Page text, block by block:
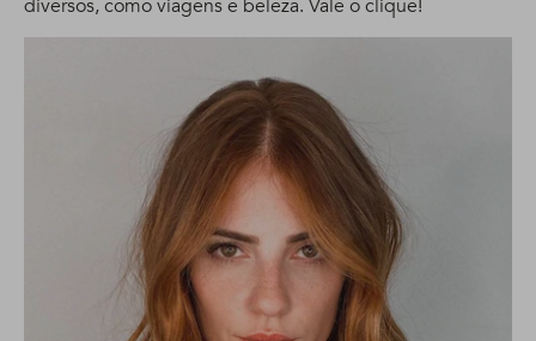
diversos, como viagens e beleza. Vale o clique!